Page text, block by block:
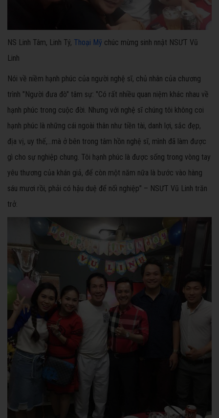
NS Linh Tâm, Linh Tý, Thoại Mỹ chúc mừng sinh nnật NSƯT Vũ
Linh
Nói về niềm hạnh phúc của người nghệ sĩ, chủ nhân của chương
trình "Người đưa đò" tâm sự: "Có rất nhiều quan niệm khác nhau về
hạnh phúc trong cuộc đời. Nhưng với nghệ sĩ chúng tôi không coi
hạnh phúc là những cái ngoài thân như tiền tài, danh lợi, sắc đẹp,
địa vị, uy thế,...mà ở bên trong tâm hồn nghệ sĩ, mình đã làm được
gì cho sự nghiệp chung. Tôi hạnh phúc là được sống trong vòng tay
yêu thương của khán giả, để còn một năm nữa là bước vào hàng
sáu mươi rồi, phải có hậu duệ để nối nghiệp" – NSƯT Vũ Linh trăn
trở.